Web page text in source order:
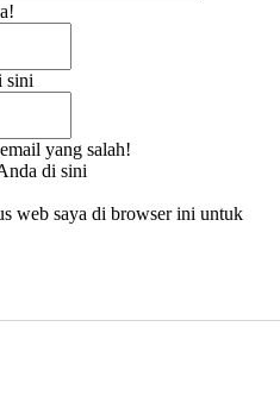
sini
yang salah!
di sini
web saya di browser ini untuk